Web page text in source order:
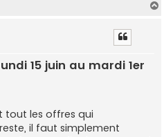
15 juin au mardi 1er
tout les offres qui
il faut simplement